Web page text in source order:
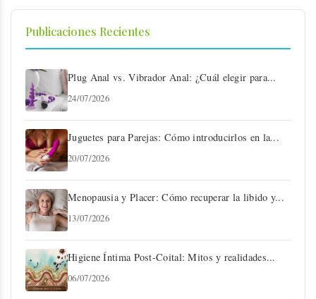
Publicaciones Recientes
Plug Anal vs. Vibrador Anal: ¿Cuál elegir para...
24/07/2026
Juguetes para Parejas: Cómo introducirlos en la...
20/07/2026
Menopausia y Placer: Cómo recuperar la libido y...
13/07/2026
Higiene Íntima Post-Coital: Mitos y realidades...
06/07/2026